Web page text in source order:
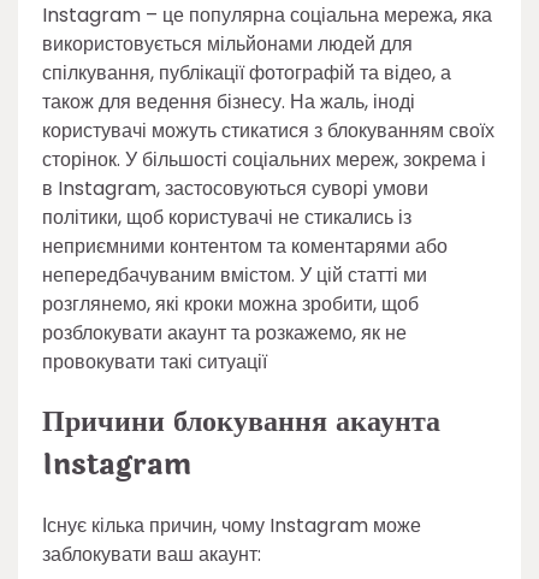
Instagram – це популярна соціальна мережа, яка
використовується мільйонами людей для
спілкування, публікації фотографій та відео, а
також для ведення бізнесу. На жаль, іноді
користувачі можуть стикатися з блокуванням своїх
сторінок. У більшості соціальних мереж, зокрема і
в Instagram, застосовуються суворі умови
політики, щоб користувачі не стикались із
неприємними контентом та коментарями або
непередбачуваним вмістом. У цій статті ми
розглянемо, які кроки можна зробити, щоб
розблокувати акаунт та розкажемо, як не
провокувати такі ситуації
Причини блокування акаунта
Instagram
Існує кілька причин, чому Instagram може
заблокувати ваш акаунт: